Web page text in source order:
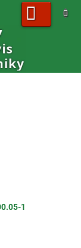
NÁKUPNÍ
1